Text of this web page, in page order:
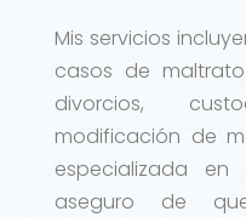
Mis servicios
casos de
divorcios,
modificación de
especializada en
aseguro de